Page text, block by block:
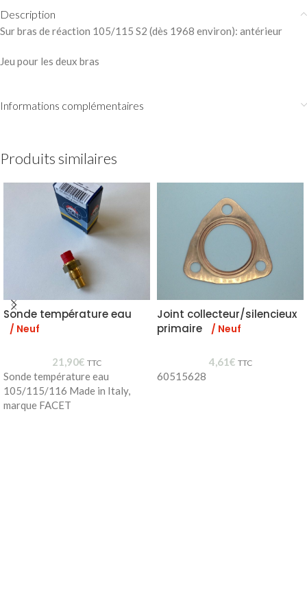
Description
Sur bras de réaction 105/115 S2 (dès 1968 environ): antérieur
Jeu pour les deux bras
Informations complémentaires
Produits similaires
Sonde température eau
/ Neuf
21,90€ TTC
Sonde température eau
105/115/116 Made in Italy,
marque FACET
Joint collecteur/silencieux
primaire
/ Neuf
4,61€ TTC
60515628